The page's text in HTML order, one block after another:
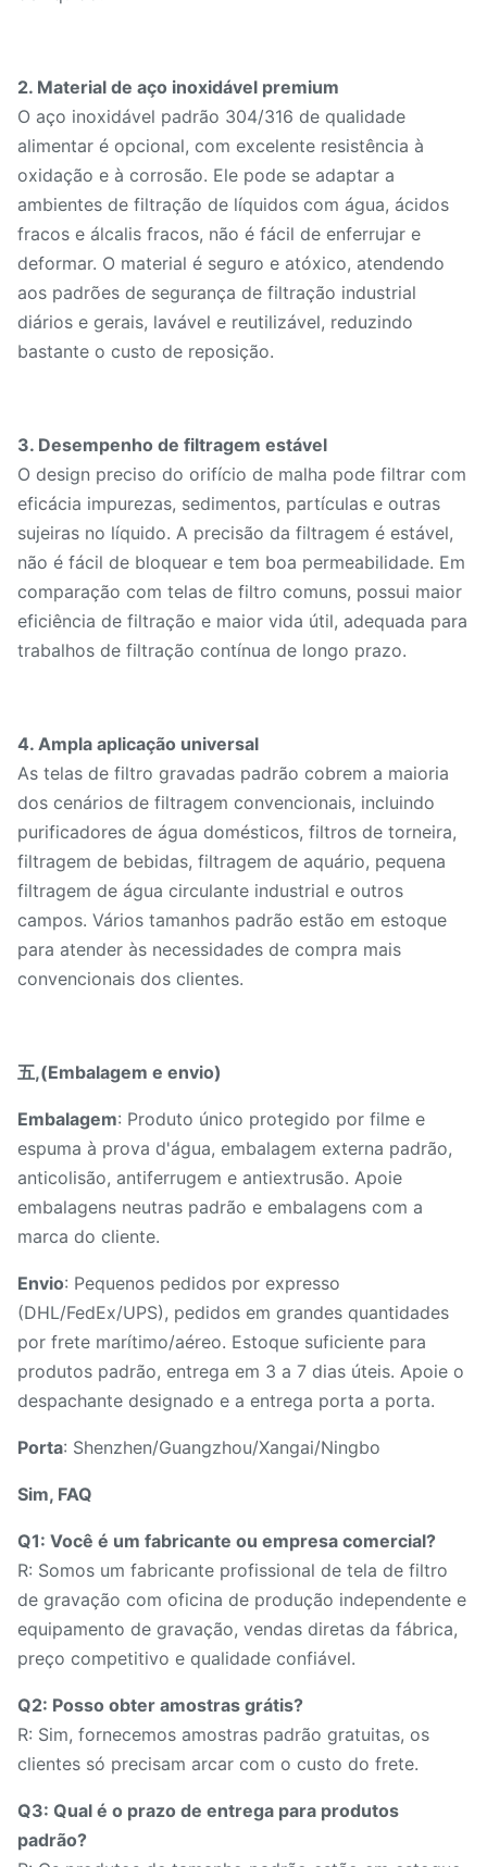
2. Material de aço inoxidável premium
O aço inoxidável padrão 304/316 de qualidade
alimentar é opcional, com excelente resistência à
oxidação e à corrosão. Ele pode se adaptar a
ambientes de filtração de líquidos com água, ácidos
fracos e álcalis fracos, não é fácil de enferrujar e
deformar. O material é seguro e atóxico, atendendo
aos padrões de segurança de filtração industrial
diários e gerais, lavável e reutilizável, reduzindo
bastante o custo de reposição.
3. Desempenho de filtragem estável
O design preciso do orifício de malha pode filtrar com
eficácia impurezas, sedimentos, partículas e outras
sujeiras no líquido. A precisão da filtragem é estável,
não é fácil de bloquear e tem boa permeabilidade. Em
comparação com telas de filtro comuns, possui maior
eficiência de filtração e maior vida útil, adequada para
trabalhos de filtração contínua de longo prazo.
4. Ampla aplicação universal
As telas de filtro gravadas padrão cobrem a maioria
dos cenários de filtragem convencionais, incluindo
purificadores de água domésticos, filtros de torneira,
filtragem de bebidas, filtragem de aquário, pequena
filtragem de água circulante industrial e outros
campos. Vários tamanhos padrão estão em estoque
para atender às necessidades de compra mais
convencionais dos clientes.
五,(Embalagem e envio)
Embalagem: Produto único protegido por filme e
espuma à prova d'água, embalagem externa padrão,
anticolisão, antiferrugem e antiextrusão. Apoie
embalagens neutras padrão e embalagens com a
marca do cliente.
Envio: Pequenos pedidos por expresso
(DHL/FedEx/UPS), pedidos em grandes quantidades
por frete marítimo/aéreo. Estoque suficiente para
produtos padrão, entrega em 3 a 7 dias úteis. Apoie o
despachante designado e a entrega porta a porta.
Porta: Shenzhen/Guangzhou/Xangai/Ningbo
Sim, FAQ
Q1: Você é um fabricante ou empresa comercial?
R: Somos um fabricante profissional de tela de filtro
de gravação com oficina de produção independente e
equipamento de gravação, vendas diretas da fábrica,
preço competitivo e qualidade confiável.
Q2: Posso obter amostras grátis?
R: Sim, fornecemos amostras padrão gratuitas, os
clientes só precisam arcar com o custo do frete.
Q3: Qual é o prazo de entrega para produtos
padrão?